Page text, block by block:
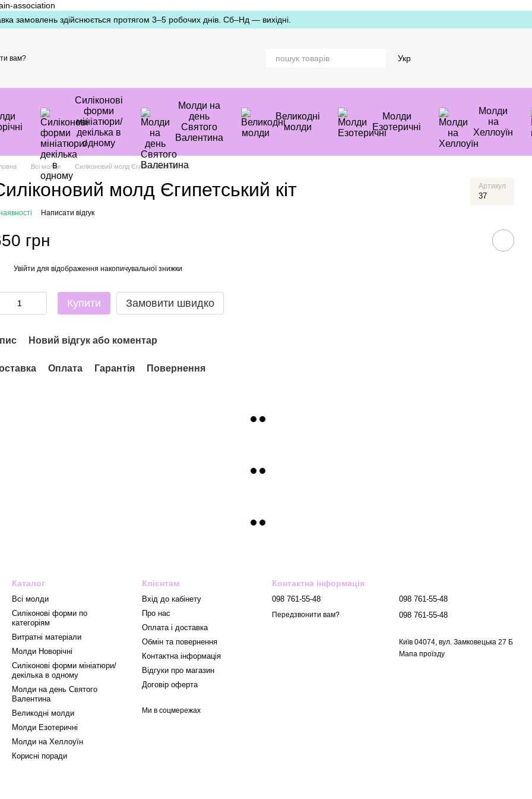
association
замовлень здійснюється протягом 3–5 робочих днів. Сб–Нд — вихідні.
вам? Укр
Силіконові
форми
мініатюри/
декілька в
одному
Молди на
день
Святого
Валентина
Великодні
молди
Молди
Езотеричні
Молди
на
Хеллоуїн
Всі молди Силіконовий молд Єгипетський кіт
молд Єгипетський кіт Артикул
37
Написати відгук
грн
Увійти для відображення накопичувальної знижки
Купити Замовити швидко
Новий відгук або коментар
Оплата Гарантія Повернення
Каталог
Всі молди
Силіконові форми по
категоріям
Витратні матеріали
Mолди Новорічні
Силіконові форми мініатюри/
декілька в одному
Молди на день Святого
Валентина
Великодні молди
Молди Езотеричні
Молди на Хеллоуїн
Корисні поради
Клієнтам
Вхід до кабінету
Про нас
Оплата і доставка
Обмін та повернення
Контактна інформація
Відгуки про магазин
Договір оферта
Ми в соцмережах
Контактна інформація
098 761-55-48
Передзвонити вам?
098 761-55-48
098 761-55-48
Київ 04074, вул. Замковецька 27 Б
Мапа проїзду